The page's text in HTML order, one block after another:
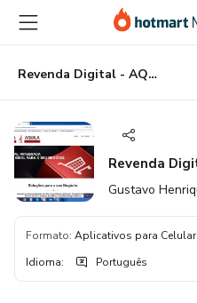
para
conteúdo
principal
para
pagamento
para
rodapé
Revenda Digital - AQUILA Tecnologia
Revenda
Gustavo
Formato: Aplicativos para Celular
Idioma: Português